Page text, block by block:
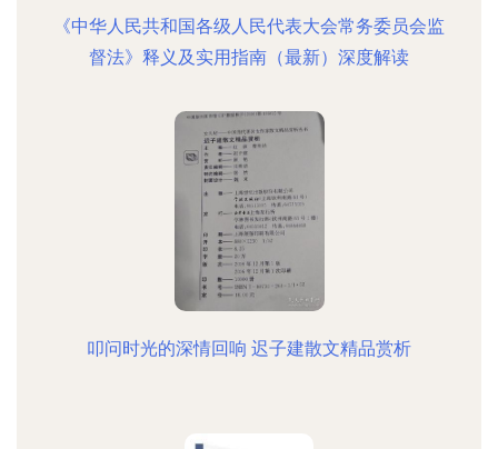
《中华人民共和国各级人民代表大会常务委员会监
督法》释义及实用指南（最新）深度解读
叩问时光的深情回响 迟子建散文精品赏析